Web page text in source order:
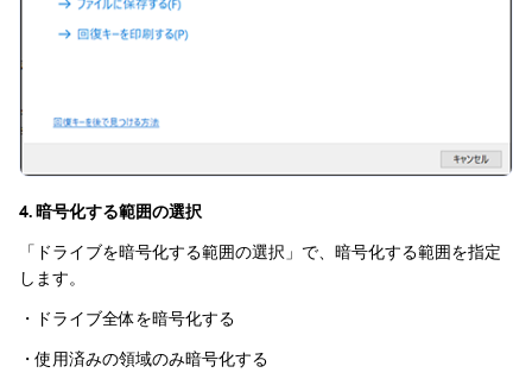
4. 暗号化する範囲の選択
「ドライブを暗号化する範囲の選択」で、暗号化する範囲を指定
します。
・ドライブ全体を暗号化する
・使用済みの領域のみ暗号化する